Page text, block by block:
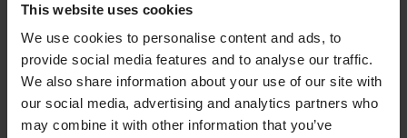
This website uses cookies
We use cookies to personalise content and ads, to
provide social media features and to analyse our traffic.
We also share information about your use of our site with
our social media, advertising and analytics partners who
may combine it with other information that you’ve
Søknadstekst